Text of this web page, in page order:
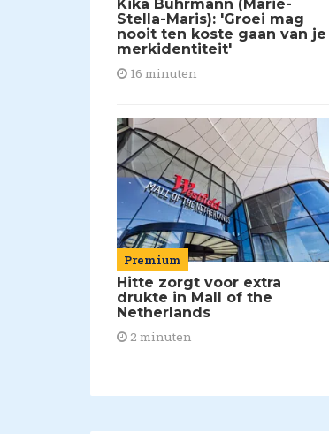
Kika Buhrmann (Marie-
Stella-Maris): 'Groei mag
nooit ten koste gaan van je
merkidentiteit'
16 minuten
Premium
Hitte zorgt voor extra
drukte in Mall of the
Netherlands
2 minuten